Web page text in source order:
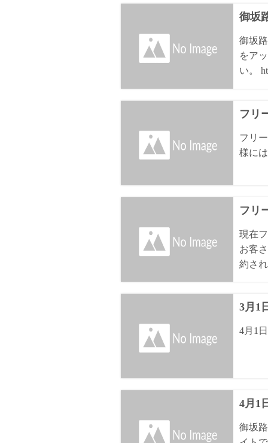
御坂
御坂
をア
い。
フリ
フリ
様に
フリ
現在
お客
約さ
3月1
4月1
4月1
御坂